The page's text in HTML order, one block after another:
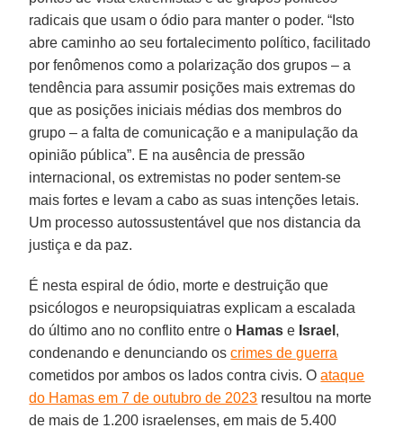
radicais que usam o ódio para manter o poder. “Isto
abre caminho ao seu fortalecimento político, facilitado
por fenômenos como a polarização dos grupos – a
tendência para assumir posições mais extremas do
que as posições iniciais médias dos membros do
grupo – a falta de comunicação e a manipulação da
opinião pública”. E na ausência de pressão
internacional, os extremistas no poder sentem-se
mais fortes e levam a cabo as suas intenções letais.
Um processo autossustentável que nos distancia da
justiça e da paz.
É nesta espiral de ódio, morte e destruição que
psicólogos e neuropsiquiatras explicam a escalada
do último ano no conflito entre o Hamas e Israel ,
condenando e denunciando oscrimes de guerra
cometidos por ambos os lados contra civis. Oataque
do Hamas em 7 de outubro de 2023 resultou na morte
de mais de 1.200 israelenses, em mais de 5.400